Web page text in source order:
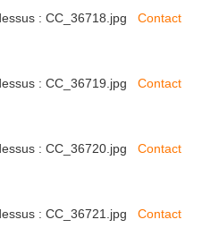
: CC_36718.jpg Contact
: CC_36719.jpg Contact
: CC_36720.jpg Contact
: CC_36721.jpg Contact